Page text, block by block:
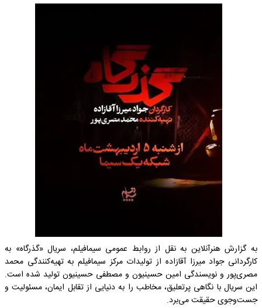
به گزارش هنرآنلاین به نقل از روابط عمومی سیمافیلم، سریال «گذرگاه» به
کارگردانی جواد میرزا آقازاده از تولیدات مرکز سیمافیلم به تهیه‌کنندگی محمد
مصری‌پور و نویسندگی امین حسینیون و مصطفی حسینیون تولید شده است.
این سریال با نگاهی پرتعلیق، مخاطب را به دنیایی از تقابل ایمان، مسئولیت و
جست‌وجوی حقیقت می‌برد.